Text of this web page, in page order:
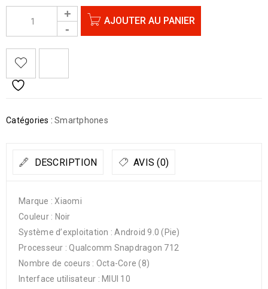
AJOUTER AU PANIER
Catégories : Smartphones
DESCRIPTION AVIS (0)
Marque : Xiaomi
Couleur : Noir
Système d’exploitation : Android 9.0 (Pie)
Processeur : Qualcomm Snapdragon 712
Nombre de coeurs : Octa-Core (8)
Interface utilisateur : MIUI 10